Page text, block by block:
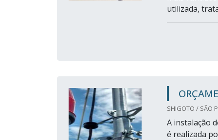
utilizada,
SHIGOTO / SÃO
A instalação
é realizada